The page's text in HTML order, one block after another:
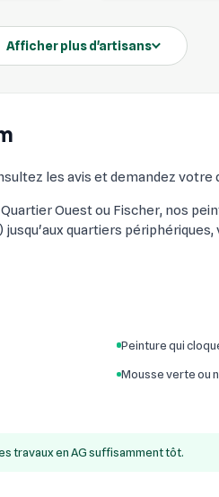
les avis et demandez votre
Ouest ou Fischer, nos
quartiers
Peinture qui
Mousse verte ou
travaux en AG suffisamment tôt.
Afficher plus d'artisans